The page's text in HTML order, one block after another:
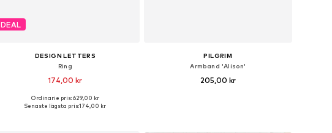
DEAL
DESIGN LETTERS
Ring
174,00 kr
+8
Tillgängliga storlekar: 50-60
Ordinarie pris: 629,00 kr
Senaste lägsta pris:174,00 kr
PILGRIM
Armband 'Alison'
205,00 kr